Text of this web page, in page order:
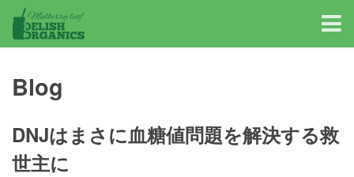
Blog
DNJはまさに血糖値問題を解決する救
世主に